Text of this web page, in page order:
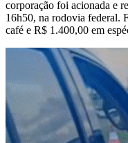
corporação foi acionada e
16h50, na rodovia federal.
café e R$ 1.400,00 em